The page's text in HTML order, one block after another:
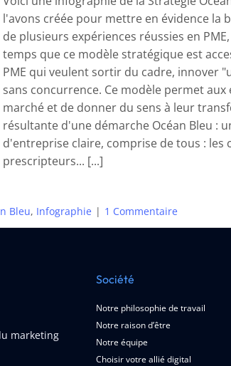
l'avons créée pour mettre en évidence la
de plusieurs expériences réussies en
temps que ce modèle stratégique est
PME qui veulent sortir du cadre, innover
sans concurrence. Ce modèle permet
marché et de donner du sens à leur
résultante d'une démarche Océan Bleu :
d'entreprise claire, comprise de tous :
prescripteurs... [...]
Bleu, Infographie | 1 Commentaire
marketing
Société
Notre philosophie de travail
Notre raison d’être
Notre équipe
Choisir votre allié digital